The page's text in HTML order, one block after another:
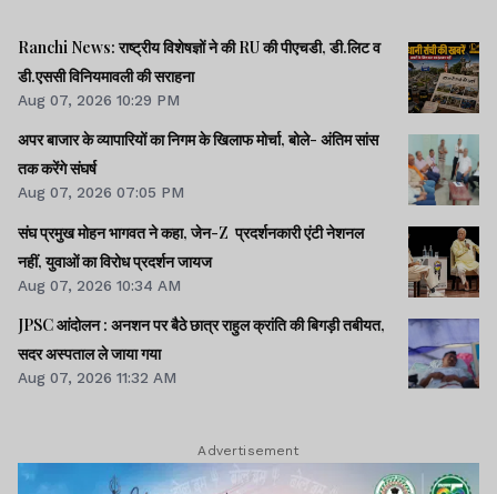
Ranchi News: राष्ट्रीय विशेषज्ञों ने की RU की पीएचडी, डी.लिट व
डी.एससी विनियमावली की सराहना
Aug 07, 2026 10:29 PM
अपर बाजार के व्यापारियों का निगम के खिलाफ मोर्चा, बोले- अंतिम सांस
तक करेंगे संघर्ष
Aug 07, 2026 07:05 PM
संघ प्रमुख मोहन भागवत ने कहा, जेन-Z प्रदर्शनकारी एंटी नेशनल
नहीं, युवाओं का विरोध प्रदर्शन जायज
Aug 07, 2026 10:34 AM
JPSC आंदोलन : अनशन पर बैठे छात्र राहुल क्रांति की बिगड़ी तबीयत,
सदर अस्पताल ले जाया गया
Aug 07, 2026 11:32 AM
Advertisement